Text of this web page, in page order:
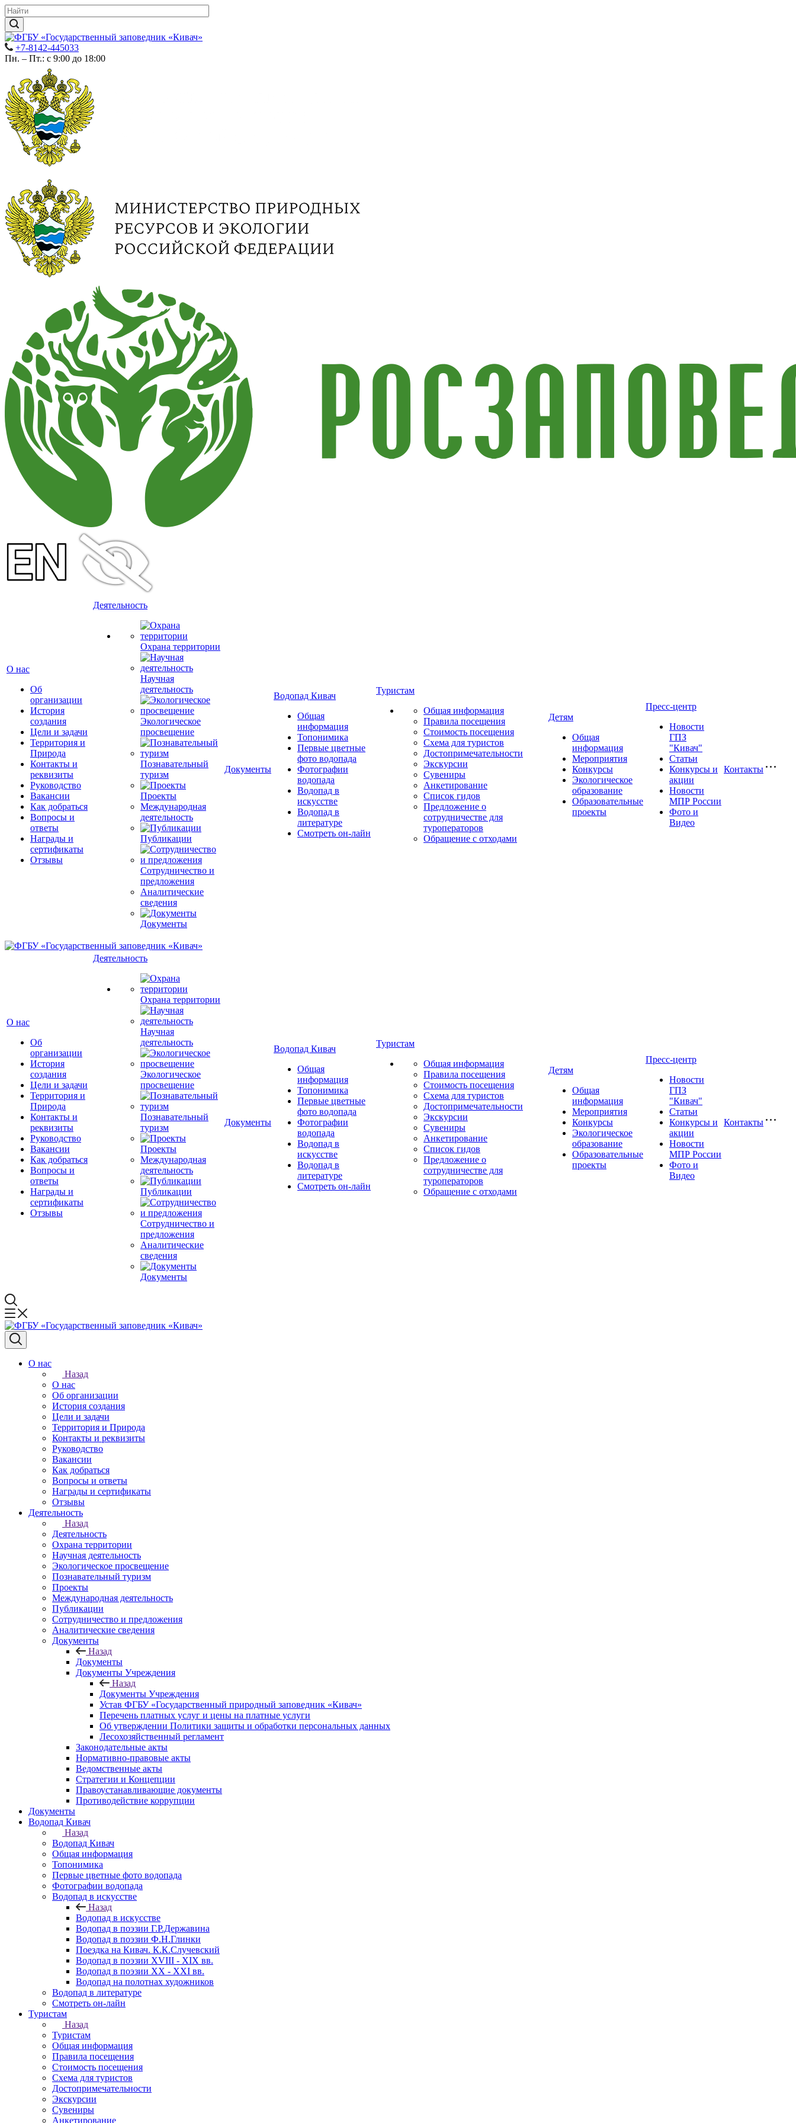
+7-8142-445033
Пн. – Пт.: с 9:00 до 18:00
О нас
Об
организации
История
создания
Цели и задачи
Территория и
Природа
Контакты и
реквизиты
Руководство
Вакансии
Как добраться
Вопросы и
ответы
Награды и
сертификаты
Отзывы
Деятельность
Охрана территории
Научная
деятельность
Экологическое
просвещение
Познавательный
туризм
Проекты
Международная
деятельность
Публикации
Сотрудничество и
предложения
Аналитические
сведения
Документы
Документы
Водопад Кивач
Общая
информация
Топонимика
Первые цветные
фото водопада
Фотографии
водопада
Водопад в
искусстве
Водопад в
литературе
Смотреть он-лайн
Туристам
Общая информация
Правила посещения
Стоимость посещения
Схема для туристов
Достопримечательности
Экскурсии
Сувениры
Анкетирование
Список гидов
Предложение о
сотрудничестве для
туроператоров
Обращение с отходами
Детям
Общая
информация
Мероприятия
Конкурсы
Экологическое
образование
Образовательные
проекты
Пресс-центр
Новости
ГПЗ
"Кивач"
Статьи
Конкурсы и
акции
Новости
МПР России
Фото и
Видео
Контакты
О нас
Об
организации
История
создания
Цели и задачи
Территория и
Природа
Контакты и
реквизиты
Руководство
Вакансии
Как добраться
Вопросы и
ответы
Награды и
сертификаты
Отзывы
Деятельность
Охрана территории
Научная
деятельность
Экологическое
просвещение
Познавательный
туризм
Проекты
Международная
деятельность
Публикации
Сотрудничество и
предложения
Аналитические
сведения
Документы
Документы
Водопад Кивач
Общая
информация
Топонимика
Первые цветные
фото водопада
Фотографии
водопада
Водопад в
искусстве
Водопад в
литературе
Смотреть он-лайн
Туристам
Общая информация
Правила посещения
Стоимость посещения
Схема для туристов
Достопримечательности
Экскурсии
Сувениры
Анкетирование
Список гидов
Предложение о
сотрудничестве для
туроператоров
Обращение с отходами
Детям
Общая
информация
Мероприятия
Конкурсы
Экологическое
образование
Образовательные
проекты
Пресс-центр
Новости
ГПЗ
"Кивач"
Статьи
Конкурсы и
акции
Новости
МПР России
Фото и
Видео
Контакты
О нас
Назад
О нас
Об организации
История создания
Цели и задачи
Территория и Природа
Контакты и реквизиты
Руководство
Вакансии
Как добраться
Вопросы и ответы
Награды и сертификаты
Отзывы
Деятельность
Назад
Деятельность
Охрана территории
Научная деятельность
Экологическое просвещение
Познавательный туризм
Проекты
Международная деятельность
Публикации
Сотрудничество и предложения
Аналитические сведения
Документы
Назад
Документы
Документы Учреждения
Назад
Документы Учреждения
Устав ФГБУ «Государственный природный заповедник «Кивач»
Перечень платных услуг и цены на платные услуги
Об утверждении Политики защиты и обработки персональных данных
Лесохозяйственный регламент
Законодательные акты
Нормативно-правовые акты
Ведомственные акты
Стратегии и Концепции
Правоустанавливающие документы
Противодействие коррупции
Документы
Водопад Кивач
Назад
Водопад Кивач
Общая информация
Топонимика
Первые цветные фото водопада
Фотографии водопада
Водопад в искусстве
Назад
Водопад в искусстве
Водопад в поэзии Г.Р.Державина
Водопад в поэзии Ф.Н.Глинки
Поездка на Кивач. К.К.Случевский
Водопад в поэзии XVIII - XIX вв.
Водопад в поэзии XX - XXI вв.
Водопад на полотнах художников
Водопад в литературе
Смотреть он-лайн
Туристам
Назад
Туристам
Общая информация
Правила посещения
Стоимость посещения
Схема для туристов
Достопримечательности
Экскурсии
Сувениры
Анкетирование